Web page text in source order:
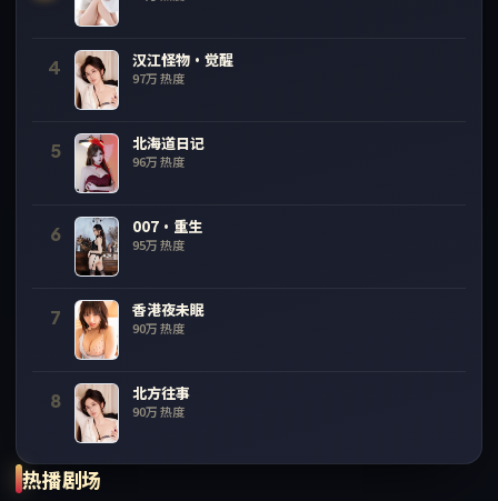
4 汉江怪物·觉醒
97万热度
5 北海道日记
96万热度
6 007·重生
95万热度
7 香港夜未眠
90万热度
8 北方往事
90万热度
热播剧场